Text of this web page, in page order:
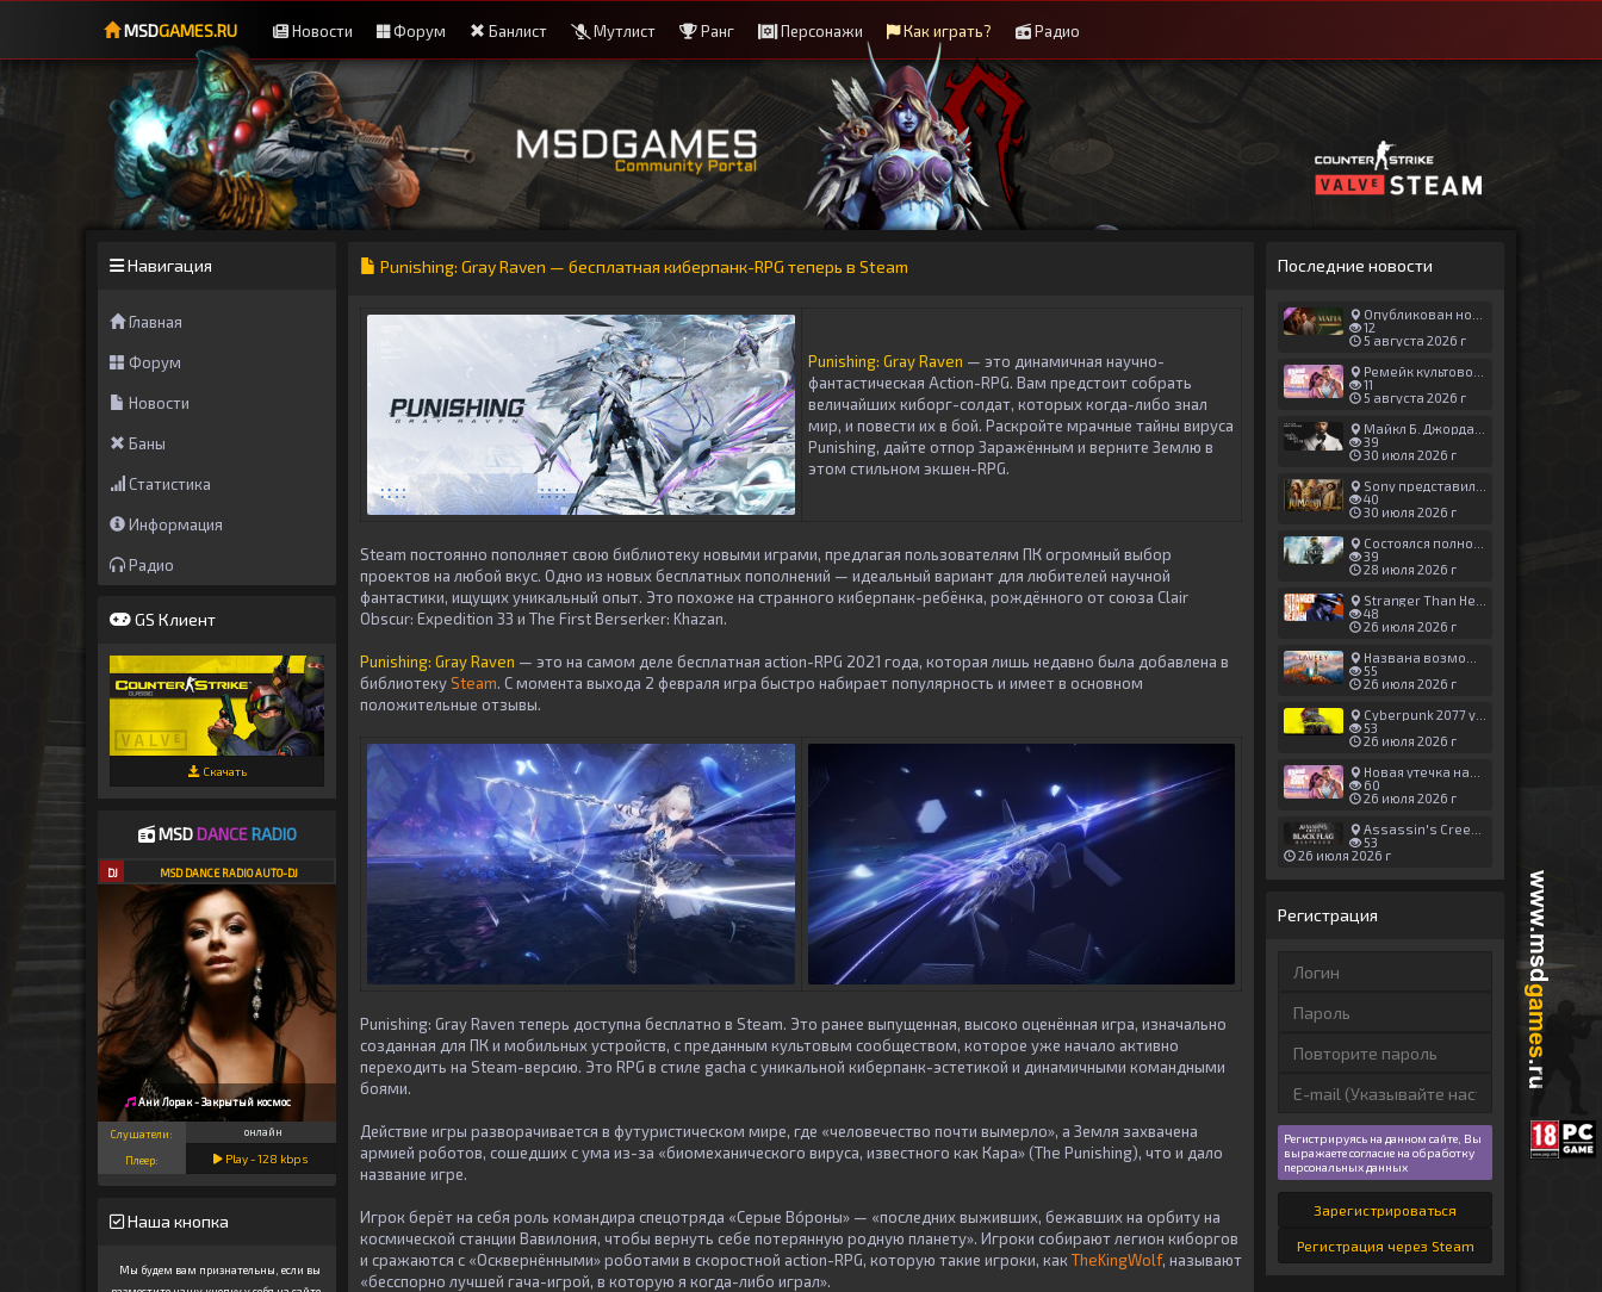
MSDGAMES.RU Новости Форум Банлист Мутлист Ранг Персонажи Как играть? Радио
Навигация
Главная
Форум
Новости
Баны
Статистика
Информация
Радио
GS Клиент
Скачать
MSDDANCE RADIO
DJ MSD DANCE RADIO AUTO-DJ
Ани Лорак - Закрытый космос
Слушатели: онлайн
Плеер: Play -128 kbps
Наша кнопка
Мы будем вам признательны, если вы
Punishing: Gray Raven — бесплатная киберпанк-RPG теперь в Steam
Punishing: Gray Raven — это динамичная научно-
фантастическая Action-RPG. Вам предстоит собрать
величайших киборг-солдат, которых когда-либо знал
мир, и повести их в бой. Раскройте мрачные тайны вируса
Punishing, дайте отпор Заражённым и верните Землю в
этом стильном экшен-RPG.
Steam постоянно пополняет свою библиотеку новыми играми, предлагая пользователям ПК огромный выбор
проектов на любой вкус. Одно из новых бесплатных пополнений — идеальный вариант для любителей научной
фантастики, ищущих уникальный опыт. Это похоже на странного киберпанк-ребёнка, рождённого от союза Clair
Obscur: Expedition 33 и The First Berserker: Khazan.
Punishing: Gray Raven — это на самом деле бесплатная action-RPG 2021 года, которая лишь недавно была добавлена в
библиотекуSteam. С момента выхода 2 февраля игра быстро набирает популярность и имеет в основном
положительные отзывы.
Punishing: Gray Raven теперь доступна бесплатно в Steam. Это ранее выпущенная, высоко оценённая игра, изначально
созданная для ПК и мобильных устройств, с преданным культовым сообществом, которое уже начало активно
переходить на Steam-версию. Это RPG в стиле gacha с уникальной киберпанк-эстетикой и динамичными командными
боями.
Действие игры разворачивается в футуристическом мире, где «человечество почти вымерло», а Земля захвачена
армией роботов, сошедших с ума из-за «биомеханического вируса, известного как Кара» (The Punishing), что и дало
название игре.
Игрок берёт на себя роль командира спецотряда «Серые Вóроны» — «последних выживших, бежавших на орбиту на
космической станции Вавилония, чтобы вернуть себе потерянную родную планету». Игроки собирают легион киборгов
и сражаются с «Осквернёнными» роботами в скоростной action-RPG, которую такие игроки, как TheKingWolf, называют
«бесспорно лучшей гача-игрой, в которую я когда-либо играл».
Последние новости
Опубликован новый геймплей Man of Honor для Mafia: The Old Country
12
5 августа 2026 г
Ремейк культовой японской игры задержали ради выхода GTA 6
11
5 августа 2026 г
Майкл Б. Джордан сыграл главную роль в новой «Афере Томаса Крауна»
39
30 июля 2026 г
Sony представила трейлер новой части «Джуманджи»
40
30 июля 2026 г
Состоялся полноценный релиз Halo: Campaign Evolved
39
28 июля 2026 г
Stranger Than Heaven получила новый трейлер с акцентом на жестокие драки
48
26 июля 2026 г
Названа возможная дата выхода God of War: Laufey — 16 февраля 2027 года
55
26 июля 2026 г
Cyberpunk 2077 установила новый рекорд: 1,5 млрд загрузок модов, в топе — контент 18+
53
26 июля 2026 г
Новая утечка намекает на выход третьего трейлера GTA 6 уже 7 августа
60
26 июля 2026 г
Assassin's Creed Black Flag Resynced может позаимствовать систему испытаний у Mirage
53
26 июля 2026 г
Регистрация
Регистрируясь на данном сайте, Вы
выражаете согласие на обработку
персональных данных
Зарегистрироваться
Регистрация через Steam